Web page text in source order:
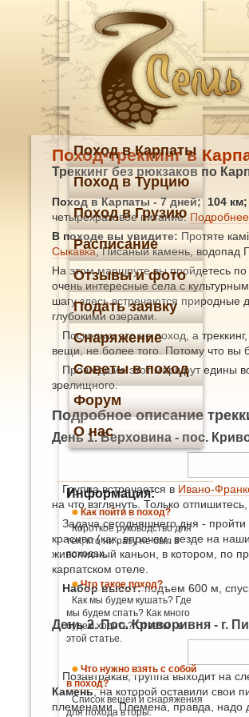
Поход-треккинг в
Треккинг без рюкзаков по
Поход в Карпаты- 7 дней; 104 км;
четырехразовое питание.
В походе вы увидите: Протяте
Сыкавка, Писаный камень, водопад
На этом маршруте вы пройдетесь по
очень интересные села с
шагу здесь встречаются природные
глубокими озерами.
Поскольку это не поход, а
вещи, не более того. Потому что вы
Прошедшие этот маршрут едины
зрелищного.
Подробное описание
День 1. Верховина - пос.
Группа встречается в Ивано-
на что взглянуть. Только
Задача сегодняшнего дня -
красиво (как, впрочем, везде на
живописный каньон, в котором, по
карпатском отеле.
Набор высот:подъем 600 м,
День 2. Пос. Криворивня - г.
Позавтракав, группа выходит на
Камень, на которой оставили свои
племенами. Племена, правда, надо
Поход в Карпаты
Поход в Турцию
Поход в Грузию
Расписание
Отзывы и фото
Подать заявку
Снаряжение
Советы в поход
Форум
О нас
Информация:
Как пойти в поход?
Короткое руководство для
тех, кто ни разу не был в
походах.
Что такое поход?
Как мы будем кушать? Где
мы будем спать? Как много
будем ходить? Ответы - в
этой статье.
Что нужно взять с собой
в поход?
Список вещей и снаряжения
для похода в горы.